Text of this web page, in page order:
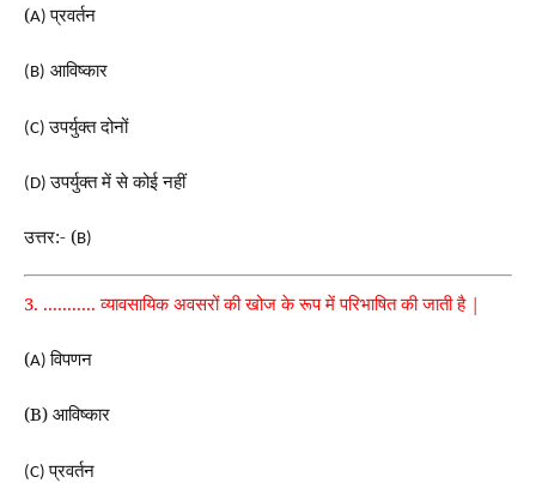
(A)प्रवर्तन
(B) आविष्कार
(C)उपर्युक्त दोनों
(D)उपर्युक्त में से कोई नहीं
उत्तर:- (B)
3. ........... व्यावसायिक अवसरों की खोज के रूप में परिभाषित की जाती है |
(A)विपणन
(B) आविष्कार
(C)प्रवर्तन